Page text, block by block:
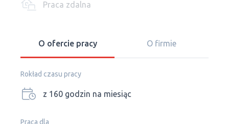
Praca zdalna
O ofercie pracy O firmie
Rokład czasu pracy
z 160 godzin na miesiąc
Praca dla